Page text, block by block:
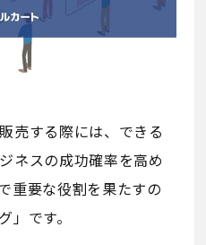
売する際には、できる
ネスの成功確率を高め
重要な役割を果たすの
」です。